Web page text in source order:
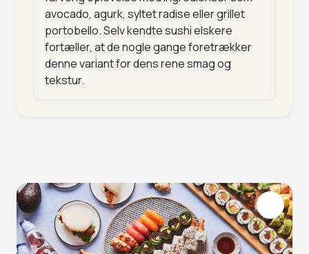
avocado, agurk, syltet radise eller grillet
portobello. Selv kendte sushi elskere
fortæller, at de nogle gange foretrækker
denne variant for dens rene smag og
tekstur.